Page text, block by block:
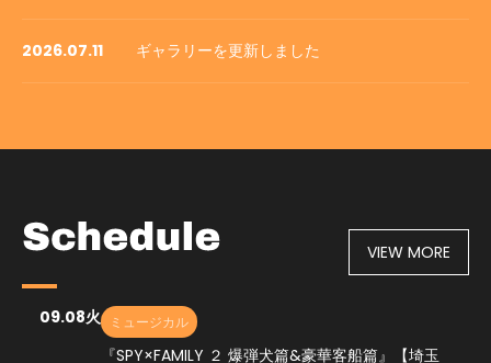
2026.07.11 ギャラリーを更新しました
VIEW MORE
09.08火 ミュージカル
『SPY×FAMILY ２ 爆弾犬篇&豪華客船篇』【埼玉